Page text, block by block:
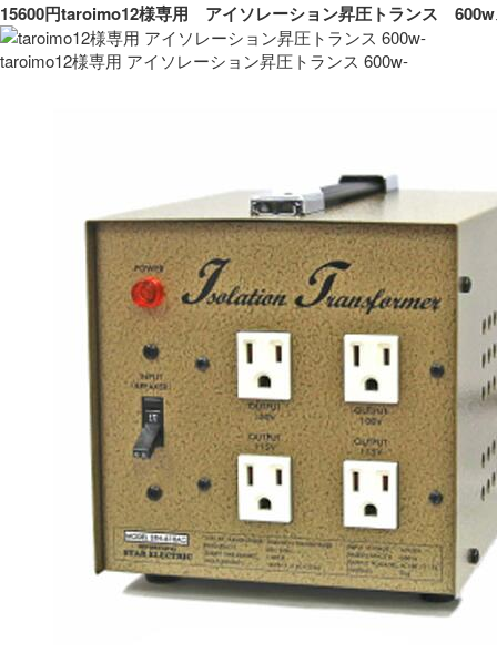
15600円taroimo12様専用　アイソレーション昇圧トランス　
taroimo12様専用 アイソレーション昇圧トランス 600w-